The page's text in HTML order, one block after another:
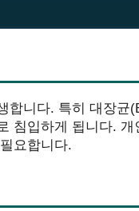
합니다. 특히 대장
침입하게 됩니다.
요합니다.